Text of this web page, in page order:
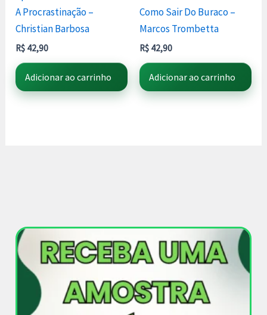
A Procrastinação –
Christian Barbosa
R$ 42,90
Adicionar ao carrinho
Como Sair Do Buraco –
Marcos Trombetta
R$ 42,90
Adicionar ao carrinho